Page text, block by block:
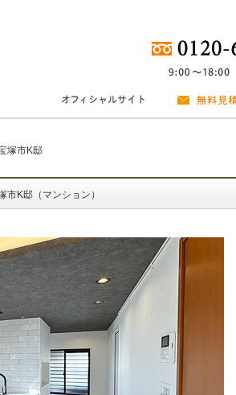
市K邸
市K邸（マンション）